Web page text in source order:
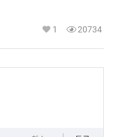
1 20734